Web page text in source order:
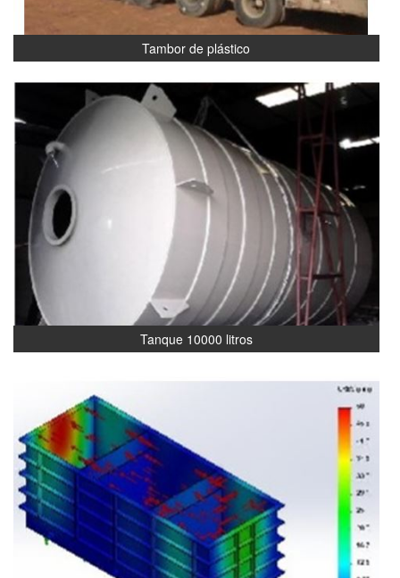
Tambor de plástico
Tanque 10000 litros